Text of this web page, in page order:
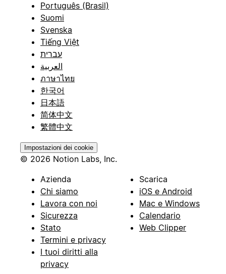
Português (Brasil)
Suomi
Svenska
Tiếng Việt
עברית
العربية
ภาษาไทย
한국어
日本語
简体中文
繁體中文
Impostazioni dei cookie
© 2026 Notion Labs, Inc.
Azienda
Chi siamo
Lavora con noi
Sicurezza
Stato
Termini e privacy
I tuoi diritti alla
privacy
Scarica
iOS e Android
Mac e Windows
Calendario
Web Clipper